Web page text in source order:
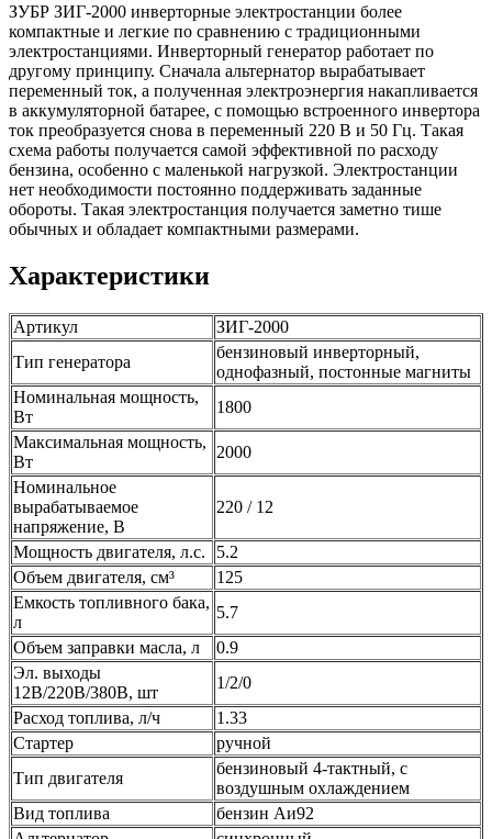
ЗУБР ЗИГ-2000 инверторные электростанции более
компактные и легкие по сравнению с традиционными
электростанциями. Инверторный генератор работает по
другому принципу. Сначала альтернатор вырабатывает
переменный ток, а полученная электроэнергия накапливается
в аккумуляторной батарее, с помощью встроенного инвертора
ток преобразуется снова в переменный 220 В и 50 Гц. Такая
схема работы получается самой эффективной по расходу
бензина, особенно с маленькой нагрузкой. Электростанции
нет необходимости постоянно поддерживать заданные
обороты. Такая электростанция получается заметно тише
обычных и обладает компактными размерами.
Характеристики
Артикул
ЗИГ-2000
Тип генератора
бензиновый инверторный,
однофазный, постонные магниты
Номинальная мощность,
Вт
1800
Максимальная мощность,
Вт
2000
Номинальное
вырабатываемое
напряжение, В
220 / 12
Мощность двигателя, л.с.
5.2
Объем двигателя, см³
125
Емкость топливного бака,
л
5.7
Объем заправки масла, л
0.9
Эл. выходы
12В/220В/380В, шт
1/2/0
Расход топлива, л/ч
1.33
Стартер
ручной
Тип двигателя
бензиновый 4-тактный, с
воздушным охлаждением
Вид топлива
бензин Аи92